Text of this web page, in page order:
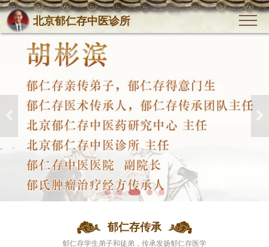
北京郁仁存中医诊所
郁仁存传承
郁仁存学生弟子和徒弟，传承发扬郁仁存医学